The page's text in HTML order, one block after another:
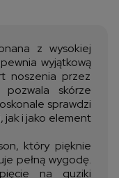
z wysokiej
wyjątkową
noszenia przez
pozwala skórze
sprawdzi
jak i jako element
który pięknie
pełną wygodę.
na guziki